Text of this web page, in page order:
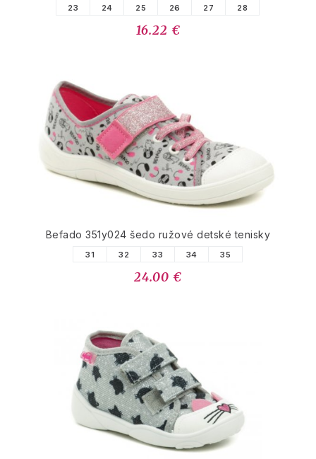
23 24 25 26 27 28
16.22 €
Befado 351y024 šedo ružové detské tenisky
31 32 33 34 35
24.00 €